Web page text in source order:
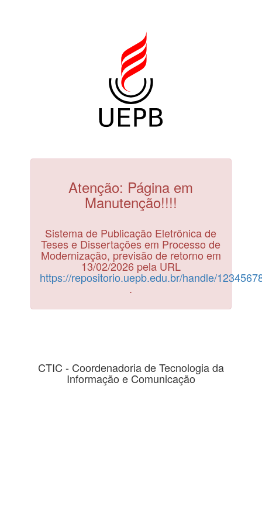
Atenção: Página em
Manutenção!!!!
Sistema de Publicação Eletrônica de
Teses e Dissertações em Processo de
Modernização, previsão de retorno em
13/02/2026 pela URL
https://repositorio.uepb.edu.br/handle/
.
CTIC - Coordenadoria de Tecnologia da
Informação e Comunicação